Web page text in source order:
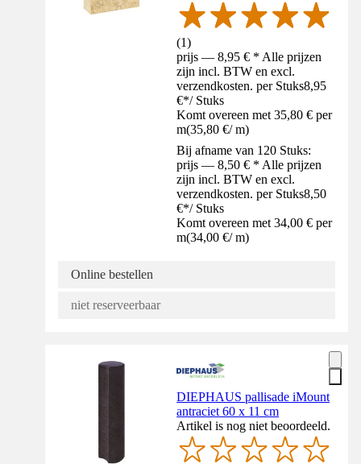
(1)
prijs — 8,95 € * Alle prijzen
zijn incl. BTW en excl.
verzendkosten. per Stuks8,95
€*/ Stuks
Komt overeen met 35,80 € per
m(35,80 €/ m)
Bij afname van 120 Stuks:
prijs — 8,50 € * Alle prijzen
zijn incl. BTW en excl.
verzendkosten. per Stuks8,50
€*/ Stuks
Komt overeen met 34,00 € per
m(34,00 €/ m)
Online bestellen
niet reserveerbaar
DIEPHAUS pallisade iMount
antraciet 60 x 11 cm
Artikel is nog niet beoordeeld.